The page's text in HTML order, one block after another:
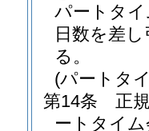
パートタ
日数を差
る。
(パートタ
第14条
正
ートタイ